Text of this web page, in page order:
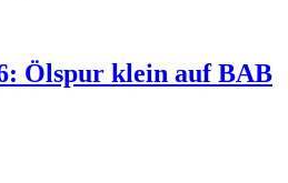
Ölspur klein auf BAB